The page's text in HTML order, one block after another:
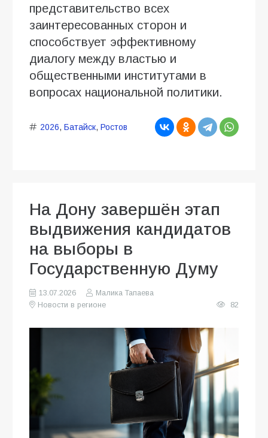
представительство всех
заинтересованных сторон и
способствует эффективному
диалогу между властью и
общественными институтами в
вопросах национальной политики.
2026, Батайск, Ростов
На Дону завершён этап
выдвижения кандидатов
на выборы в
Государственную Думу
13.07.2026
Малика Тапаева
Новости в регионе
82